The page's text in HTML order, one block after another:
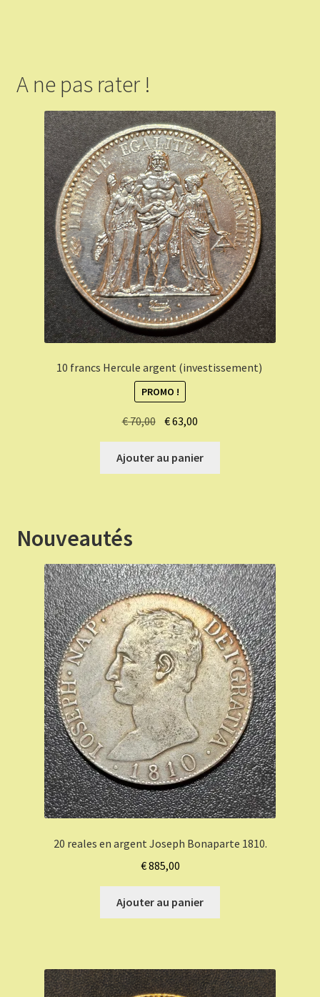
A ne pas rater !
10 francs Hercule argent (investissement)
PROMO !
€70,00 Le
initial
était :
€63,00
actuel
est :
Ajouter au panier
Nouveautés
20 reales en argent Joseph Bonaparte 1810.
€885,00
Ajouter au panier